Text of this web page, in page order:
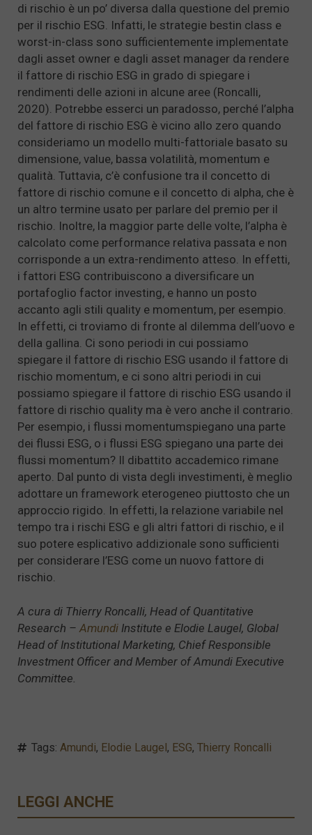
di rischio è un po’ diversa dalla questione del premio
per il rischio ESG. Infatti, le strategie bestin class e
worst-in-class sono sufficientemente implementate
dagli asset owner e dagli asset manager da rendere
il fattore di rischio ESG in grado di spiegare i
rendimenti delle azioni in alcune aree (Roncalli,
2020). Potrebbe esserci un paradosso, perché l’alpha
del fattore di rischio ESG è vicino allo zero quando
consideriamo un modello multi-fattoriale basato su
dimensione, value, bassa volatilità, momentum e
qualità. Tuttavia, c’è confusione tra il concetto di
fattore di rischio comune e il concetto di alpha, che è
un altro termine usato per parlare del premio per il
rischio. Inoltre, la maggior parte delle volte, l’alpha è
calcolato come performance relativa passata e non
corrisponde a un extra-rendimento atteso. In effetti,
i fattori ESG contribuiscono a diversificare un
portafoglio factor investing, e hanno un posto
accanto agli stili quality e momentum, per esempio.
In effetti, ci troviamo di fronte al dilemma dell’uovo e
della gallina. Ci sono periodi in cui possiamo
spiegare il fattore di rischio ESG usando il fattore di
rischio momentum, e ci sono altri periodi in cui
possiamo spiegare il fattore di rischio ESG usando il
fattore di rischio quality ma è vero anche il contrario.
Per esempio, i flussi momentumspiegano una parte
dei flussi ESG, o i flussi ESG spiegano una parte dei
flussi momentum? Il dibattito accademico rimane
aperto. Dal punto di vista degli investimenti, è meglio
adottare un framework eterogeneo piuttosto che un
approccio rigido. In effetti, la relazione variabile nel
tempo tra i rischi ESG e gli altri fattori di rischio, e il
suo potere esplicativo addizionale sono sufficienti
per considerare l’ESG come un nuovo fattore di
rischio.
A cura di Thierry Roncalli, Head of Quantitative
Research –Amundi Institute e Elodie Laugel, Global
Head of Institutional Marketing, Chief Responsible
Investment Officer and Member of Amundi Executive
Committee.
Tags: Amundi, Elodie Laugel, ESG, Thierry Roncalli
LEGGI ANCHE